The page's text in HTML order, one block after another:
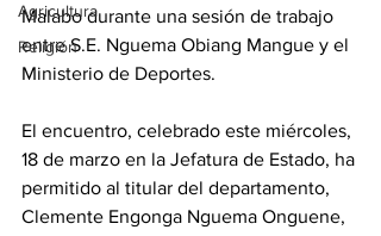
Agricultura
Religión
Malabo durante una sesión de trabajo
entre S.E. Nguema Obiang Mangue y el
Ministerio de Deportes.
El encuentro, celebrado este miércoles,
18 de marzo en la Jefatura de Estado, ha
permitido al titular del departamento,
Clemente Engonga Nguema Onguene,